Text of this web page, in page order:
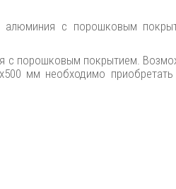
с порошковым
с порошковым покрытием.
мм необходимо